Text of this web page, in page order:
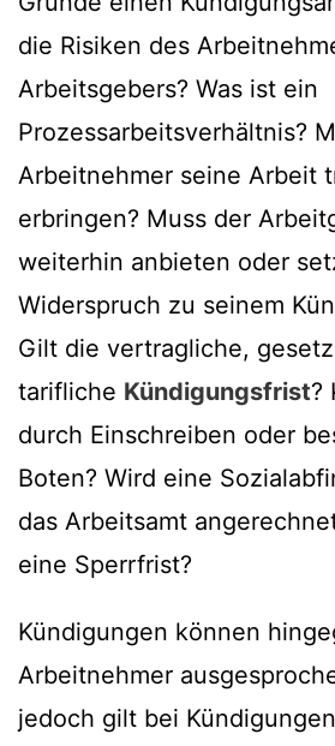
die Risiken des
Arbeitsgebers? Was ist ein
Prozessarbeitsverhältnis?
Arbeitnehmer seine Arbeit
erbringen? Muss der
weiterhin anbieten oder
Widerspruch zu seinem
Gilt die vertragliche,
tarifliche Kündigungsfrist?
durch Einschreiben oder
Boten? Wird eine
das Arbeitsamt
eine Sperrfrist?
Kündigungen können
Arbeitnehmer
jedoch gilt bei